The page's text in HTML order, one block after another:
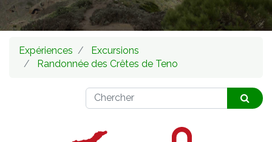
Expériences
Excursions
Randonnée des Crêtes de Teno